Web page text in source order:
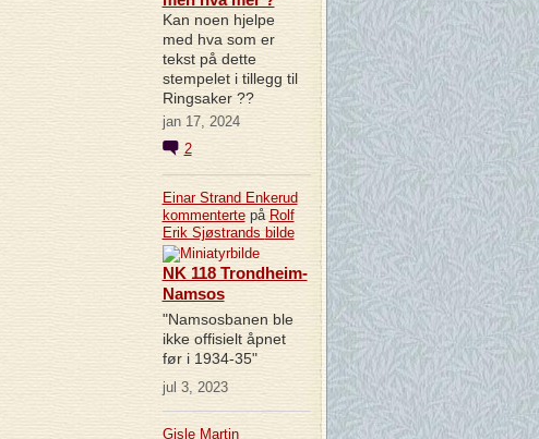
Kan noen hjelpe
med hva som er
tekst på dette
stempelet i tillegg til
Ringsaker ??
jan 17, 2024
2
Einar Strand Enkerud
kommentertepå Rolf
Erik Sjøstrandsbilde
NK 118 Trondheim-
Namsos
"Namsosbanen ble
ikke offisielt åpnet
før i 1934-35"
jul 3, 2023
Gisle Martin